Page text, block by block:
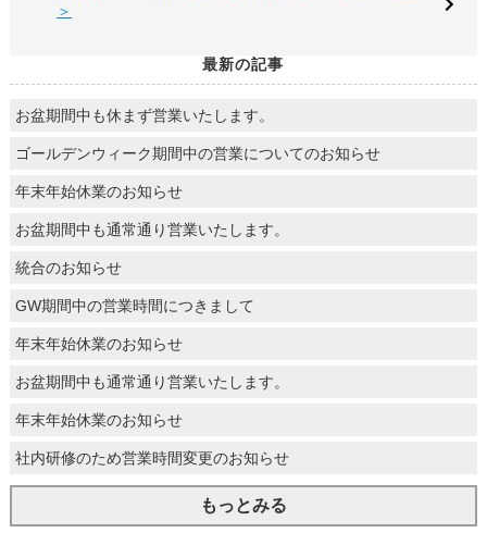
＞
最新の記事
お盆期間中も休まず営業いたします。
ゴールデンウィーク期間中の営業についてのお知らせ
年末年始休業のお知らせ
お盆期間中も通常通り営業いたします。
統合のお知らせ
GW期間中の営業時間につきまして
年末年始休業のお知らせ
お盆期間中も通常通り営業いたします。
年末年始休業のお知らせ
社内研修のため営業時間変更のお知らせ
もっとみる